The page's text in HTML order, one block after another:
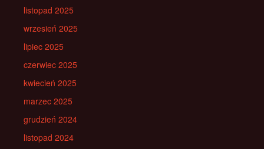
listopad 2025
wrzesień 2025
lipiec 2025
czerwiec 2025
kwiecień 2025
marzec 2025
grudzień 2024
listopad 2024